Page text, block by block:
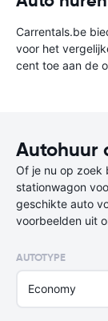
Carrentals.be
voor het
cent toe aan de
Autohuur
Of je nu op zoek
stationwagon
geschikte auto
voorbeelden uit
AUTOTYPE
Economy